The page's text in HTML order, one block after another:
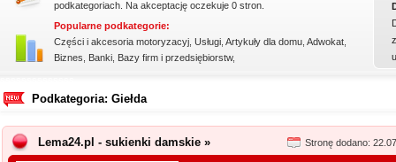
podkategoriach. Na akceptację oczekuje 0 stron.
Popularne podkategorie:
Części i akcesoria motoryzacyj Usługi Artykuły dla domu Adwokat
Biznes
Banki Bazy firm i przedsiębiorstw,
Podkategoria: Giełda
Lema24.pl - sukienki damskie » Stronę dodano: